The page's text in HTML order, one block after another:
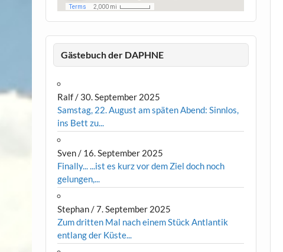
Gästebuch der DAPHNE
Ralf/ 30. September 2025
Samstag, 22. August am späten Abend: Sinnlos,
ins Bett zu...
Sven/ 16. September 2025
Finally... ...ist es kurz vor dem Ziel doch noch
gelungen,...
Stephan/7. September 2025
Zum dritten Mal nach einem Stück Antlantik
entlang der Küste...